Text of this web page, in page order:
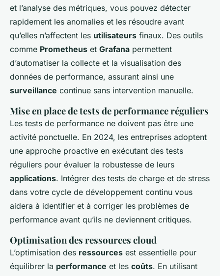
et l’analyse des métriques, vous pouvez détecter
rapidement les anomalies et les résoudre avant
qu’elles n’affectent les utilisateurs finaux. Des outils
comme Prometheus et Grafana permettent
d’automatiser la collecte et la visualisation des
données de performance, assurant ainsi une
surveillance continue sans intervention manuelle.
Mise en place de tests de performance réguliers
Les tests de performance ne doivent pas être une
activité ponctuelle. En 2024, les entreprises adoptent
une approche proactive en exécutant des tests
réguliers pour évaluer la robustesse de leurs
applications. Intégrer des tests de charge et de stress
dans votre cycle de développement continu vous
aidera à identifier et à corriger les problèmes de
performance avant qu’ils ne deviennent critiques.
Optimisation des ressources cloud
L’optimisation des ressources est essentielle pour
équilibrer la performance et les coûts. En utilisant